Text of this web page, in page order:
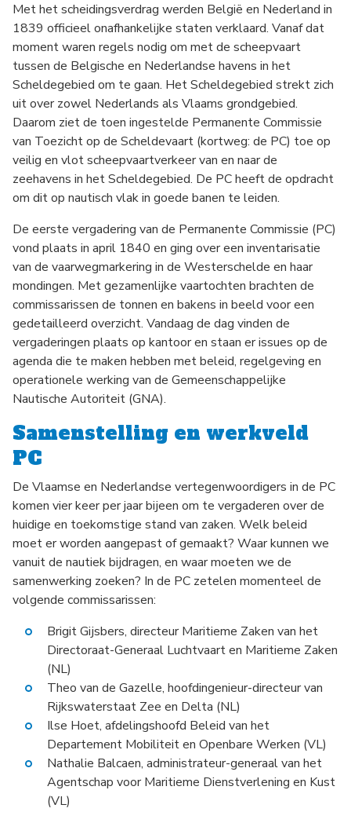
Met het scheidingsverdrag werden België en Nederland in
1839 officieel onafhankelijke staten verklaard. Vanaf dat
moment waren regels nodig om met de scheepvaart
tussen de Belgische en Nederlandse havens in het
Scheldegebied om te gaan. Het Scheldegebied strekt zich
uit over zowel Nederlands als Vlaams grondgebied.
Daarom ziet de toen ingestelde Permanente Commissie
van Toezicht op de Scheldevaart (kortweg: de PC) toe op
veilig en vlot scheepvaartverkeer van en naar de
zeehavens in het Scheldegebied. De PC heeft de opdracht
om dit op nautisch vlak in goede banen te leiden.
De eerste vergadering van de Permanente Commissie (PC)
vond plaats in april 1840 en ging over een inventarisatie
van de vaarwegmarkering in de Westerschelde en haar
mondingen. Met gezamenlijke vaartochten brachten de
commissarissen de tonnen en bakens in beeld voor een
gedetailleerd overzicht. Vandaag de dag vinden de
vergaderingen plaats op kantoor en staan er issues op de
agenda die te maken hebben met beleid, regelgeving en
operationele werking van de Gemeenschappelijke
Nautische Autoriteit (GNA).
Samenstelling en werkveld
PC
De Vlaamse en Nederlandse vertegenwoordigers in de PC
komen vier keer per jaar bijeen om te vergaderen over de
huidige en toekomstige stand van zaken. Welk beleid
moet er worden aangepast of gemaakt? Waar kunnen we
vanuit de nautiek bijdragen, en waar moeten we de
samenwerking zoeken? In de PC zetelen momenteel de
volgende commissarissen:
Brigit Gijsbers, directeur Maritieme Zaken van het
Directoraat-Generaal Luchtvaart en Maritieme Zaken
(NL)
Theo van de Gazelle, hoofdingenieur-directeur van
Rijkswaterstaat Zee en Delta (NL)
Ilse Hoet, afdelingshoofd Beleid van het
Departement Mobiliteit en Openbare Werken (VL)
Nathalie Balcaen, administrateur-generaal van het
Agentschap voor Maritieme Dienstverlening en Kust
(VL)